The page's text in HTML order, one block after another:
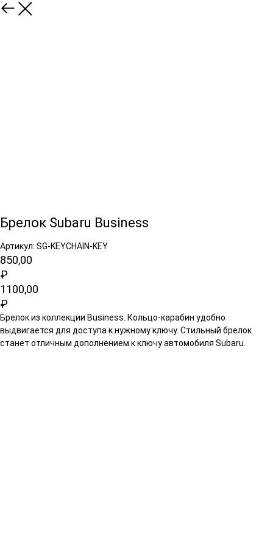
Брелок Subaru Business
Артикул: SG-KEYCHAIN-KEY
850,00
₽
1100,00
₽
Брелок из коллекции Business. Кольцо-карабин удобно
выдвигается для доступа к нужному ключу. Стильный брелок
станет отличным дополнением к ключу автомобиля Subaru.